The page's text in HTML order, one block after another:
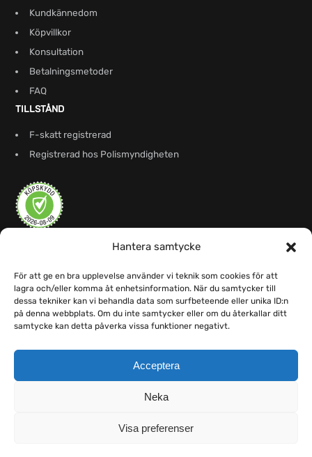
Hantera samtycke
För att ge en bra upplevelse använder vi teknik som cookies för att
lagra och/eller komma åt enhetsinformation. När du samtycker till
dessa tekniker kan vi behandla data som surfbeteende eller unika ID:n
på denna webbplats. Om du inte samtycker eller om du återkallar ditt
samtycke kan detta påverka vissa funktioner negativt.
Acceptera
Neka
Visa preferenser
Kundkännedom
Köpvillkor
Konsultation
Betalningsmetoder
FAQ
TILLSTÅND
F-skatt registrerad
Registrerad hos Polismyndigheten